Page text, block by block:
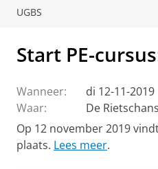
UGBS
Start PE-
Wanneer:
di 12-11-2019
Waar:
De
Op 12 november 2019
plaats. Lees meer.